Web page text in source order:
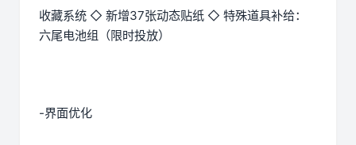
收藏系统 ◇ 新增37张动态贴纸 ◇ 特殊道具补给：
六尾电池组（限时投放）
-界面优化